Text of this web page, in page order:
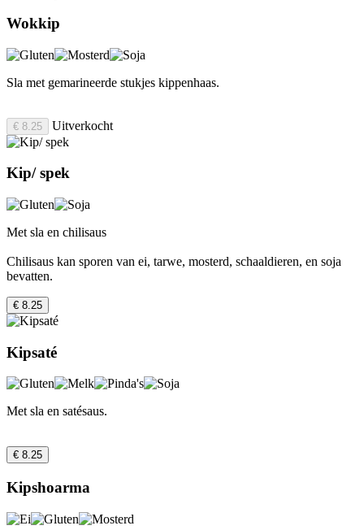
Wokkip
Sla met gemarineerde stukjes kippenhaas.
€ 8.25 Uitverkocht
Kip/ spek
Met sla en chilisaus
Chilisaus kan sporen van ei, tarwe, mosterd, schaaldieren, en soja
bevatten.
€ 8.25
Kipsaté
Met sla en satésaus.
€ 8.25
Kipshoarma